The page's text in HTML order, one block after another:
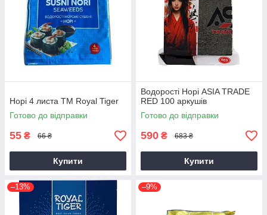
Норі 4 листа ТМ Royal Tiger
Готово до відправки
55 ₴ 66 ₴
Купити
Водорості Норі ASIA TRADE
RED 100 аркушів
Готово до відправки
590 ₴ 683 ₴
Купити
–13% –9%